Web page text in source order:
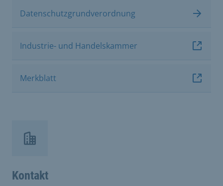
Datenschutzgrundverordnung
Industrie- und Handelskammer
Merkblatt
Kontakt